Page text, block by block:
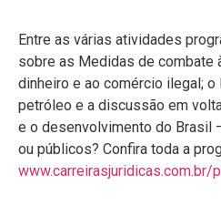
Entre as várias atividades
sobre as Medidas de combate
dinheiro e ao comércio ilegal;
petróleo e a discussão em
e o desenvolvimento do Brasil
ou públicos? Confira toda a
www.carreirasjuridicas.com.br/